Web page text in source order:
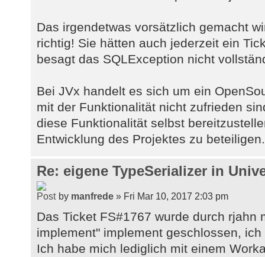
Das irgendetwas vorsätzlich gemacht
richtig! Sie hätten auch jederzeit ein
besagt das SQLException nicht
Bei JVx handelt es sich um ein
mit der Funktionalität nicht zufrieden
diese Funktionalität selbst
Entwicklung des Projektes zu beteiligen.
Re: eigene TypeSerializer in
by manfrede » Fri Mar 10, 2017 2:03 pm
Das Ticket FS#1767 wurde durch rjahn
implement" implement geschlossen,
Ich habe mich lediglich mit einem